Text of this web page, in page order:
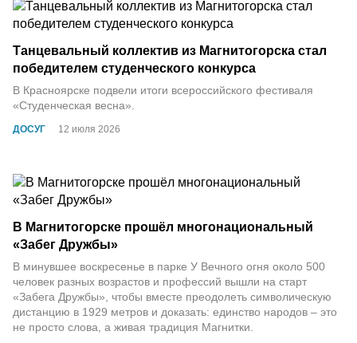
ДОСУГ 12 июля 2026
Танцевальный коллектив из Магнитогорска стал
победителем студенческого конкурса
В Красноярске подвели итоги всероссийского фестиваля
«Студенческая весна».
В Магнитогорске прошёл многонациональный
«Забег Дружбы»
В минувшее воскресенье в парке У Вечного огня около 500
человек разных возрастов и профессий вышли на старт
«Забега Дружбы», чтобы вместе преодолеть символическую
дистанцию в 1929 метров и доказать: единство народов – это
не просто слова, а живая традиция Магнитки.